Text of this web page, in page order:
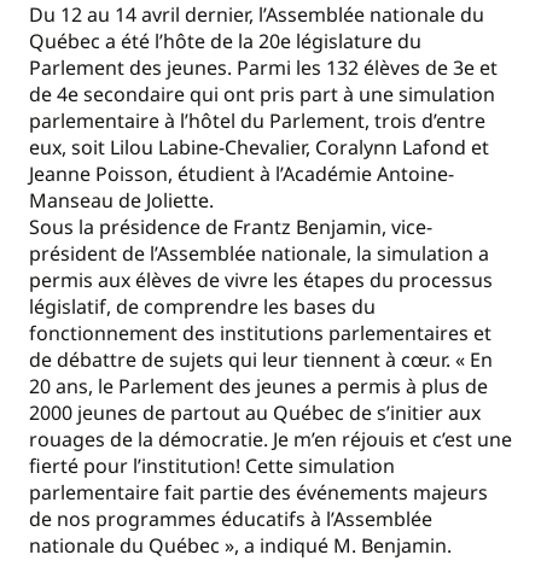
Du 12 au 14 avril dernier, l’Assemblée nationale du
Québec a été l’hôte de la 20e législature du
Parlement des jeunes. Parmi les 132 élèves de 3e et
de 4e secondaire qui ont pris part à une simulation
parlementaire à l’hôtel du Parlement, trois d’entre
eux, soit Lilou Labine-Chevalier, Coralynn Lafond et
Jeanne Poisson, étudient à l’Académie Antoine-
Manseau de Joliette.
Sous la présidence de Frantz Benjamin, vice-
président de l’Assemblée nationale, la simulation a
permis aux élèves de vivre les étapes du processus
législatif, de comprendre les bases du
fonctionnement des institutions parlementaires et
de débattre de sujets qui leur tiennent à cœur. « En
20 ans, le Parlement des jeunes a permis à plus de
2000 jeunes de partout au Québec de s’initier aux
rouages de la démocratie. Je m’en réjouis et c’est une
fierté pour l’institution! Cette simulation
parlementaire fait partie des événements majeurs
de nos programmes éducatifs à l’Assemblée
nationale du Québec », a indiqué M. Benjamin.